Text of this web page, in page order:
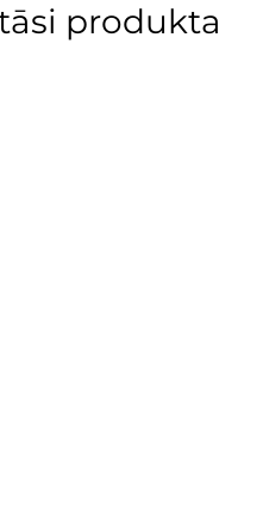
produkta